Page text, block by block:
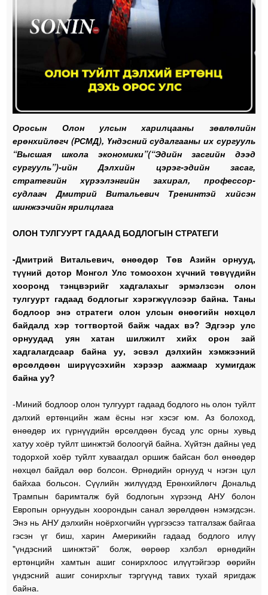
Оросын Олон улсын харилцааны зөвлөлийн
ерөнхийлөгч (РСМД), Үндэсний судалгааны их сургууль
“Высшая школа экономики”(“Эдийн засгийн дээд
сургууль”)-ийн Дэлхийн цэрэг-эдийн засаг,
стратегийн хүрээлэнгийн захирал, профессор-
судлаач Дмитрий Витальевич Тренинтэй хийсэн
шинжээчийн ярилцлага
ОЛОН ТУЛГУУРТ ГАДААД БОДЛОГЫН СТРАТЕГИ
-Дмитрий Витальевич, өнөөдөр Төв Азийн орнууд,
түүний дотор Монгол Улс томоохон хүчний төвүүдийн
хооронд тэнцвэрийг хадгалахыг эрмэлзсэн олон
тулгуурт гадаад бодлогыг хэрэгжүүлсээр байна. Таны
бодлоор энэ стратеги олон улсын өнөөгийн нөхцөл
байдалд хэр тогтвортой байж чадах вэ? Эдгээр улс
орнуудад уян хатан шилжилт хийх орон зай
хадгалагдсаар байна уу, эсвэл дэлхийн хэмжээний
өрсөлдөөн ширүүсэхийн хэрээр аажмаар хумигдаж
байна уу?
-Миний бодлоор олон тулгуурт гадаад бодлого нь олон туйлт
дэлхий ертөнцийн жам ёсны нэг хэсэг юм. Аз болоход,
өнөөдөр их гүрнүүдийн өрсөлдөөн бусад улс орны хувьд
хатуу хоёр туйлт шинжтэй болоогүй байна. Хүйтэн дайны үед
тодорхой хоёр туйлт хуваагдал оршиж байсан бол өнөөдөр
нөхцөл байдал өөр болсон. Өрнөдийн орнууд ч нэгэн цул
байхаа больсон. Сүүлийн жилүүдэд Ерөнхийлөгч Дональд
Трампын баримталж буй бодлогын хүрээнд АНУ болон
Европын орнуудын хоорондын санал зөрөлдөөн нэмэгдсэн.
Энэ нь АНУ дэлхийн ноёрхогчийн үүргээсээ татгалзаж байгаа
гэсэн үг биш, харин Америкийн гадаад бодлого илүү
"үндэсний шинжтэй” болж, өөрөөр хэлбэл өрнөдийн
ертөнцийн хамтын ашиг сонирхлоос илүүтэйгээр өөрийн
үндэсний ашиг сонирхлыг тэргүүнд тавих тухай яригдаж
байна.